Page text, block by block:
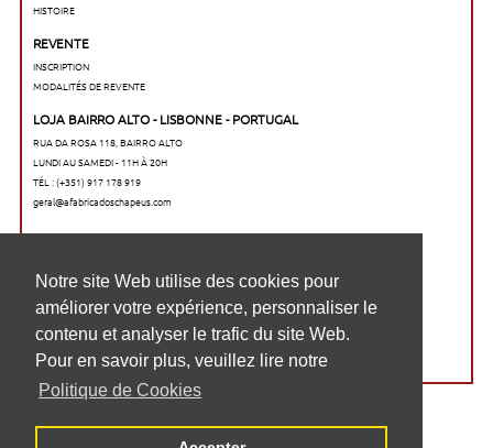
O nosso website utiliza cookies para
melhorar a sua experiência de navegação,
personalizar conteúdos e analisar o tráfego
no website. Para saber mais, consulte a
nossaPolítica de cookies
Notre site Web utilise des cookies pour
améliorer votre expérience, personnaliser le
contenu et analyser le trafic du site Web.
Pour en savoir plus, veuillez lire notre
Politique de Cookies
HISTOIRE
REVENTE
INSCRIPTION
MODALITÉS DE REVENTE
LOJA BAIRRO ALTO - LISBONNE - PORTUGAL
RUA DA ROSA 118, BAIRRO ALTO
LUNDI AU SAMEDI - 11H À 20H
TÉL : (+351) 917 178 919
geral@afabricadoschapeus.com